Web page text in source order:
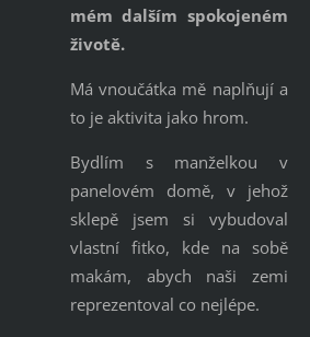
mém dalším spokojeném
životě.
Má vnoučátka mě naplňují a
to je aktivita jako hrom.
Bydlím s manželkou v
panelovém domě, v jehož
sklepě jsem si vybudoval
vlastní fitko, kde na sobě
makám, abych naši zemi
reprezentoval co nejlépe.